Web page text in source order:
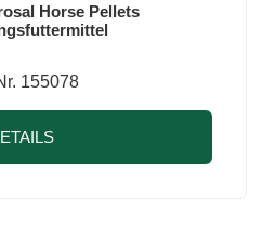
Horse Pellets
155078